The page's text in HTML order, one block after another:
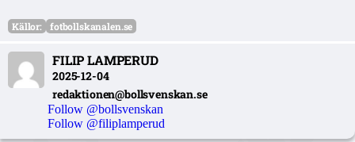
Källor: fotbollskanalen.se
FILIP LAMPERUD
2025-12-04
redaktionen@bollsvenskan.se
Follow @bollsvenskan
Follow @filiplamperud